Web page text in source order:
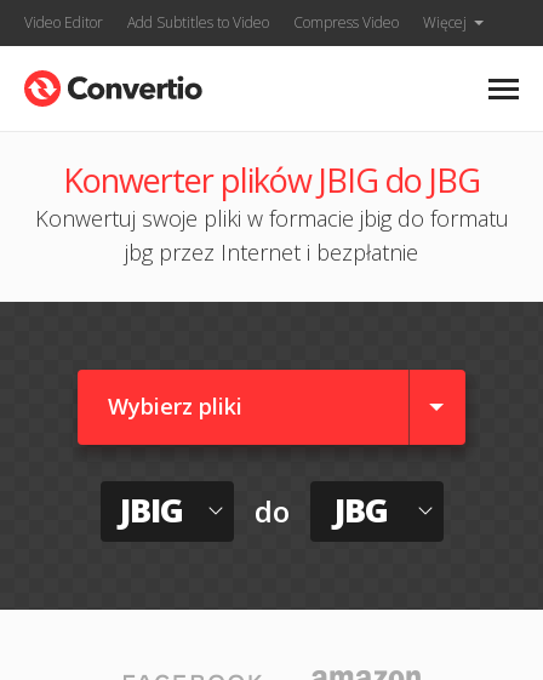
Video Editor Add Subtitles to Video Compress Video Więcej
Konwerter plików JBIG do JBG
Konwertuj swoje pliki w formacie jbig do formatu
jbg przez Internet i bezpłatnie
Wybierz pliki
JBIG do JBG